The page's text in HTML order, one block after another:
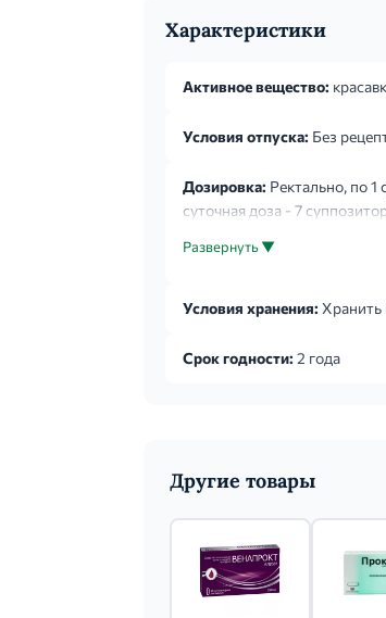
Характеристики
Активное вещество:
Условия отпуска: Без
Дозировка: Ректально, по
суточная доза - 7
Развернуть ▼
Условия хранения: Хранить
Срок годности: 2 года
Другие товары